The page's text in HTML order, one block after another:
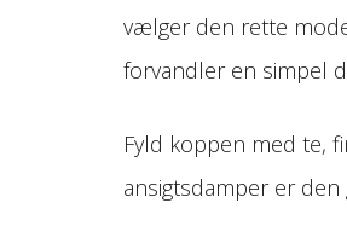
vælger den rette
forvandler en simpel
Fyld koppen med te,
ansigtsdamper er